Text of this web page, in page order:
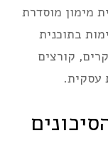
מימון מוסדרת
בתוכנית
קורצים
עסקית.